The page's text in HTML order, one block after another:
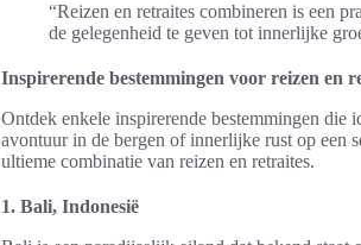
“Reizen en retraites combineren is een
de gelegenheid te geven tot innerlijke
Inspirerende bestemmingen voor reizen en
Ontdek enkele inspirerende bestemmingen die
avontuur in de bergen of innerlijke rust op een
ultieme combinatie van reizen en retraites.
1. Bali, Indonesië